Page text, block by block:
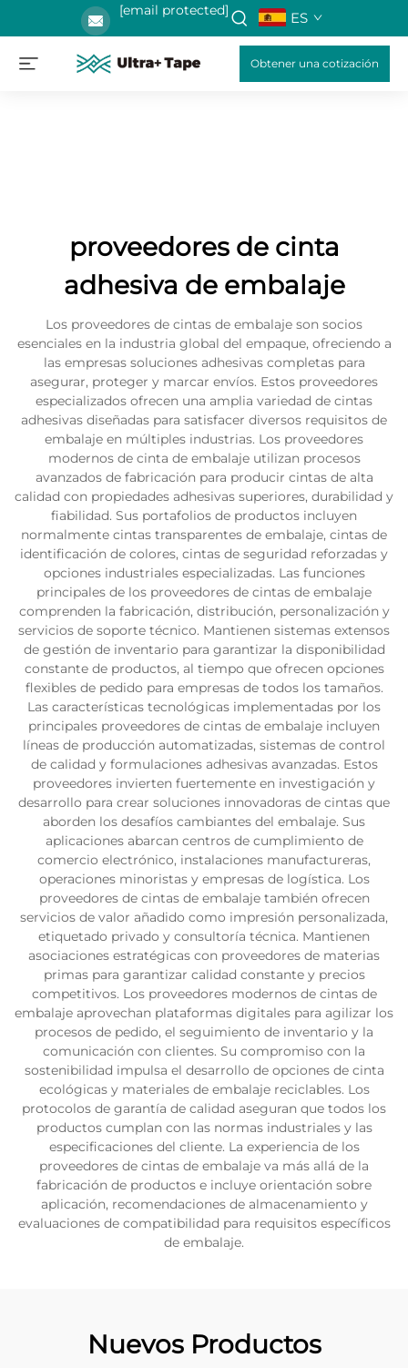
[email protected] ES
Obtener una cotización
proveedores de cinta
adhesiva de embalaje
Los proveedores de cintas de embalaje son socios
esenciales en la industria global del empaque, ofreciendo a
las empresas soluciones adhesivas completas para
asegurar, proteger y marcar envíos. Estos proveedores
especializados ofrecen una amplia variedad de cintas
adhesivas diseñadas para satisfacer diversos requisitos de
embalaje en múltiples industrias. Los proveedores
modernos de cinta de embalaje utilizan procesos
avanzados de fabricación para producir cintas de alta
calidad con propiedades adhesivas superiores, durabilidad y
fiabilidad. Sus portafolios de productos incluyen
normalmente cintas transparentes de embalaje, cintas de
identificación de colores, cintas de seguridad reforzadas y
opciones industriales especializadas. Las funciones
principales de los proveedores de cintas de embalaje
comprenden la fabricación, distribución, personalización y
servicios de soporte técnico. Mantienen sistemas extensos
de gestión de inventario para garantizar la disponibilidad
constante de productos, al tiempo que ofrecen opciones
flexibles de pedido para empresas de todos los tamaños.
Las características tecnológicas implementadas por los
principales proveedores de cintas de embalaje incluyen
líneas de producción automatizadas, sistemas de control
de calidad y formulaciones adhesivas avanzadas. Estos
proveedores invierten fuertemente en investigación y
desarrollo para crear soluciones innovadoras de cintas que
aborden los desafíos cambiantes del embalaje. Sus
aplicaciones abarcan centros de cumplimiento de
comercio electrónico, instalaciones manufactureras,
operaciones minoristas y empresas de logística. Los
proveedores de cintas de embalaje también ofrecen
servicios de valor añadido como impresión personalizada,
etiquetado privado y consultoría técnica. Mantienen
asociaciones estratégicas con proveedores de materias
primas para garantizar calidad constante y precios
competitivos. Los proveedores modernos de cintas de
embalaje aprovechan plataformas digitales para agilizar los
procesos de pedido, el seguimiento de inventario y la
comunicación con clientes. Su compromiso con la
sostenibilidad impulsa el desarrollo de opciones de cinta
ecológicas y materiales de embalaje reciclables. Los
protocolos de garantía de calidad aseguran que todos los
productos cumplan con las normas industriales y las
especificaciones del cliente. La experiencia de los
proveedores de cintas de embalaje va más allá de la
fabricación de productos e incluye orientación sobre
aplicación, recomendaciones de almacenamiento y
evaluaciones de compatibilidad para requisitos específicos
de embalaje.
Nuevos Productos